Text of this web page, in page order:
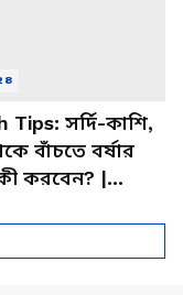
Tips: সর্দি-কাশি,
বাঁচতে বর্ষার
করবেন? |